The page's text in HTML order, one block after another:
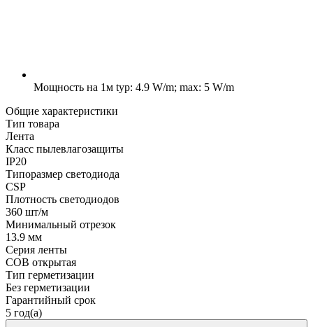
Мощность на 1м typ: 4.9 W/m; max: 5 W/m
Общие характеристики
Тип товара
Лента
Класс пылевлагозащиты
IP20
Типоразмер светодиода
CSP
Плотность светодиодов
360 шт/м
Минимальный отрезок
13.9 мм
Серия ленты
COB открытая
Тип герметизации
Без герметизации
Гарантийный срок
5 год(а)